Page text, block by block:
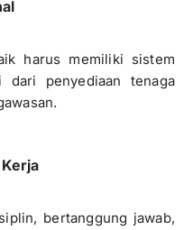
harus memiliki sistem
dari penyediaan tenaga
bertanggung jawab,